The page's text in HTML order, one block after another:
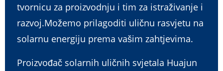
tvornicu za proizvodnju i tim za istraživanje i
razvoj.Možemo prilagoditi uličnu rasvjetu na
solarnu energiju prema vašim zahtjevima.
Proizvođač solarnih uličnih svjetala Huajun